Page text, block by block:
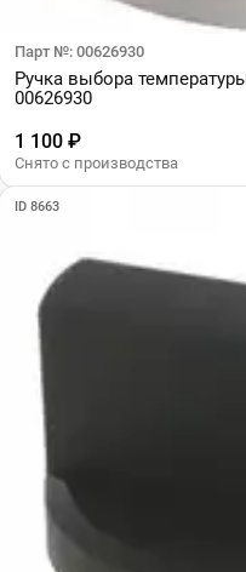
Парт №: 00626930
Ручка выбора
00626930
1 100 ₽
Снято с производства
ID 8663